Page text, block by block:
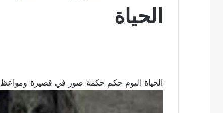
الحياة
الحياة اليوم حكم حكمة صور في قصيرة ومواعظ